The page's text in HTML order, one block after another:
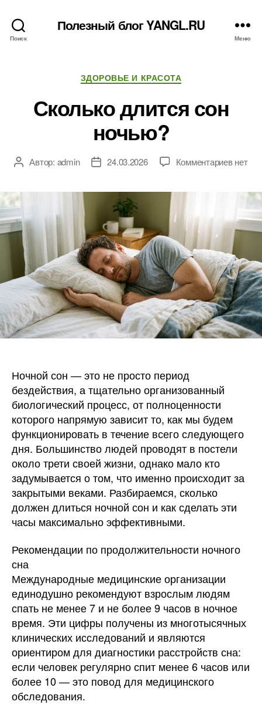
Поиск
Полезный блог YANGL.RU
Меню
Рубрики
ЗДОРОВЬЕ И КРАСОТА
Сколько длится сон
ночью?
АвторАвтор: admin
Дата24.03.2026 Комментариевк
длится
ночью?
нет
Ночной сон — это не просто период
бездействия, а тщательно организованный
биологический процесс, от полноценности
которого напрямую зависит то, как мы будем
функционировать в течение всего следующего
дня. Большинство людей проводят в постели
около трети своей жизни, однако мало кто
задумывается о том, что именно происходит за
закрытыми веками. Разбираемся, сколько
должен длиться ночной сон и как сделать эти
часы максимально эффективными.
Рекомендации по продолжительности ночного
сна
Международные медицинские организации
единодушно рекомендуют взрослым людям
спать не менее 7 и не более 9 часов в ночное
время. Эти цифры получены из многотысячных
клинических исследований и являются
ориентиром для диагностики расстройств сна:
если человек регулярно спит менее 6 часов или
более 10 — это повод для медицинского
обследования.